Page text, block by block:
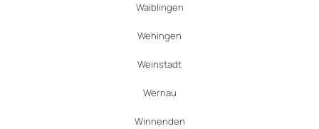
Waiblingen
Wehingen
Weinstadt
Wernau
Winnenden